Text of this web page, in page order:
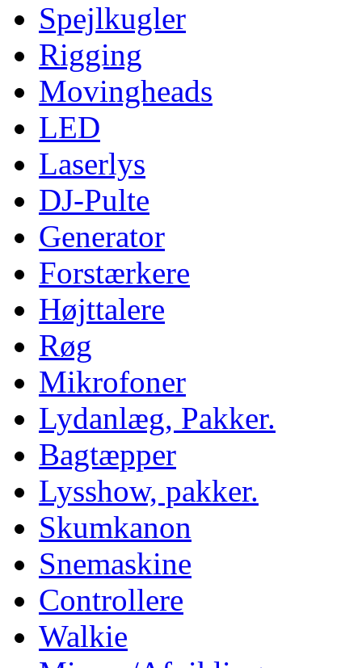
Spejlkugler
Rigging
Movingheads
LED
Laserlys
DJ-Pulte
Generator
Forstærkere
Højttalere
Røg
Mikrofoner
Lydanlæg, Pakker.
Bagtæpper
Lysshow, pakker.
Skumkanon
Snemaskine
Controllere
Walkie